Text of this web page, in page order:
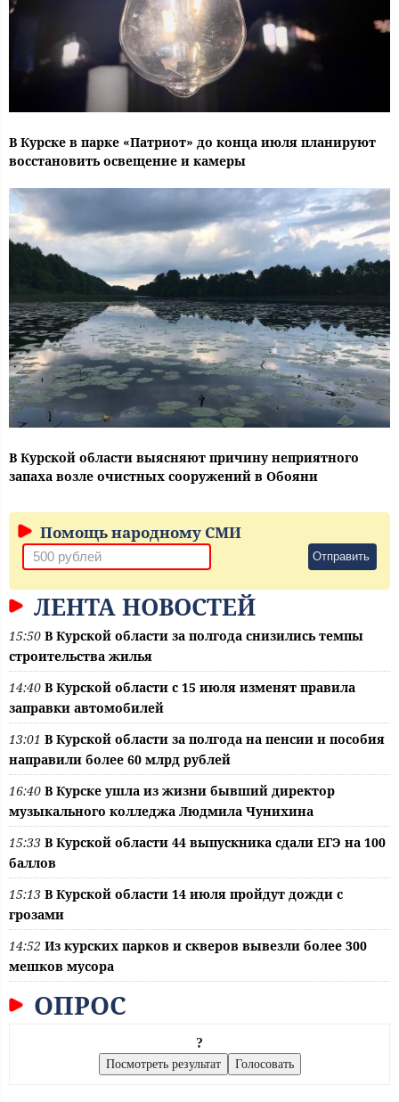
В Курске в парке «Патриот» до конца июля планируют
восстановить освещение и камеры
В Курской области выясняют причину неприятного
запаха возле очистных сооружений в Обояни
Помощь народному СМИ
Отправить
ЛЕНТА НОВОСТЕЙ
15:50 В Курской области за полгода снизились темпы
строительства жилья
14:40 В Курской области с 15 июля изменят правила
заправки автомобилей
13:01 В Курской области за полгода на пенсии и пособия
направили более 60 млрд рублей
16:40 В Курске ушла из жизни бывший директор
музыкального колледжа Людмила Чунихина
15:33 В Курской области 44 выпускника сдали ЕГЭ на 100
баллов
15:13 В Курской области 14 июля пройдут дожди с
грозами
14:52 Из курских парков и скверов вывезли более 300
мешков мусора
ОПРОС
?